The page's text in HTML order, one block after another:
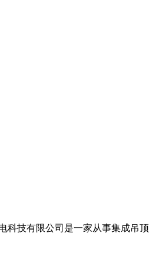
技有限公司是一家从事集成吊顶